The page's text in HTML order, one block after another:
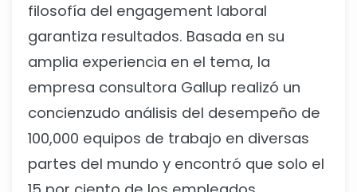
filosofía del engagement laboral
garantiza resultados. Basada en su
amplia experiencia en el tema, la
empresa consultora Gallup realizó un
concienzudo análisis del desempeño de
100,000 equipos de trabajo en diversas
partes del mundo y encontró que solo el